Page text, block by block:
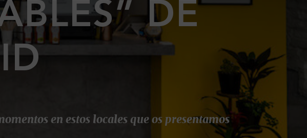
DE
en estos locales que os presentamos